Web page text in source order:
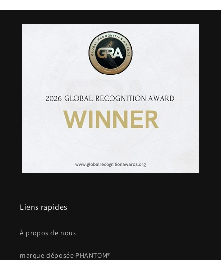
Liens rapides
À propos de nous
marque déposée PHANTOM®